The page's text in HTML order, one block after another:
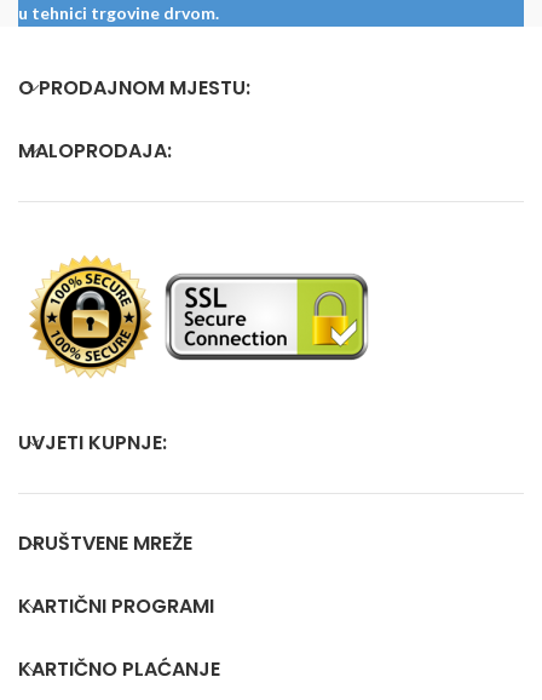
u tehnici trgovine drvom.
O PRODAJNOM MJESTU:
MALOPRODAJA:
UVJETI KUPNJE:
DRUŠTVENE MREŽE
KARTIČNI PROGRAMI
KARTIČNO PLAĆANJE